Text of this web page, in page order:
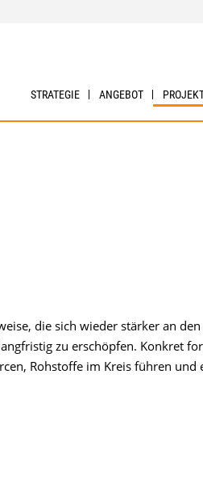
STRATEGIE ANGEBOT
die sich wieder stärker an
zu erschöpfen. Konkret
Rohstoffe im Kreis führen und